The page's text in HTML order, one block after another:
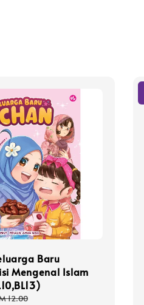
Baru
Mengenal Islam
12.00